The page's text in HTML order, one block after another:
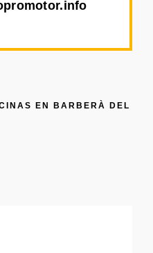
EN BARBERÀ DEL